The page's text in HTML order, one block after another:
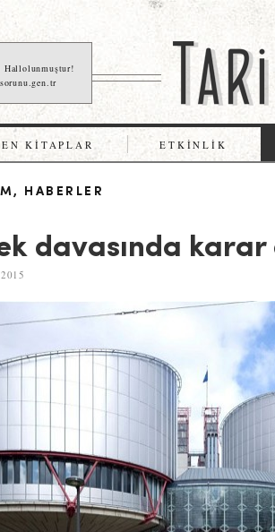
Hallolunmuştur!
KITAPLAR ETKINLIK
, HABERLER
davasında